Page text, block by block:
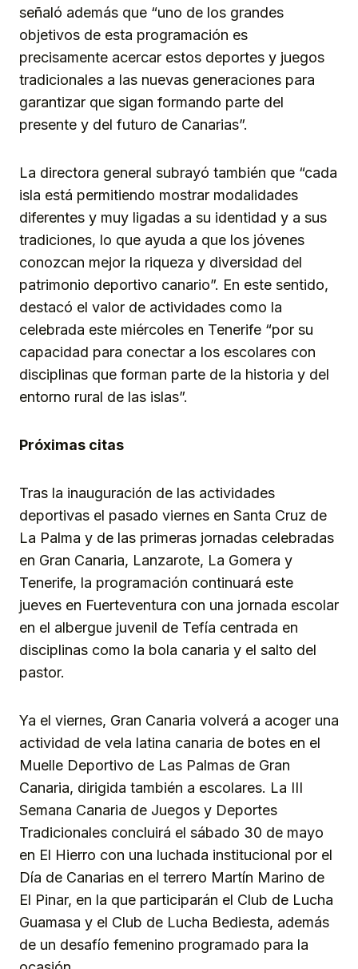
señaló además que “uno de los grandes
objetivos de esta programación es
precisamente acercar estos deportes y juegos
tradicionales a las nuevas generaciones para
garantizar que sigan formando parte del
presente y del futuro de Canarias”.
La directora general subrayó también que “cada
isla está permitiendo mostrar modalidades
diferentes y muy ligadas a su identidad y a sus
tradiciones, lo que ayuda a que los jóvenes
conozcan mejor la riqueza y diversidad del
patrimonio deportivo canario”. En este sentido,
destacó el valor de actividades como la
celebrada este miércoles en Tenerife “por su
capacidad para conectar a los escolares con
disciplinas que forman parte de la historia y del
entorno rural de las islas”.
Próximas citas
Tras la inauguración de las actividades
deportivas el pasado viernes en Santa Cruz de
La Palma y de las primeras jornadas celebradas
en Gran Canaria, Lanzarote, La Gomera y
Tenerife, la programación continuará este
jueves en Fuerteventura con una jornada escolar
en el albergue juvenil de Tefía centrada en
disciplinas como la bola canaria y el salto del
pastor.
Ya el viernes, Gran Canaria volverá a acoger una
actividad de vela latina canaria de botes en el
Muelle Deportivo de Las Palmas de Gran
Canaria, dirigida también a escolares. La III
Semana Canaria de Juegos y Deportes
Tradicionales concluirá el sábado 30 de mayo
en El Hierro con una luchada institucional por el
Día de Canarias en el terrero Martín Marino de
El Pinar, en la que participarán el Club de Lucha
Guamasa y el Club de Lucha Bediesta, además
de un desafío femenino programado para la